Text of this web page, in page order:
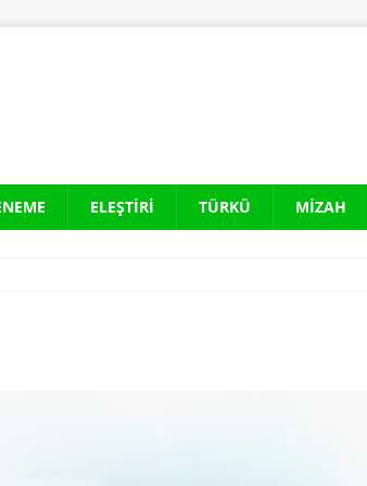
ELEŞTIRI TÜRKÜ MIZAH